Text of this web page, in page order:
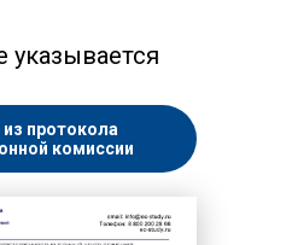
указывается
протокола
комиссии